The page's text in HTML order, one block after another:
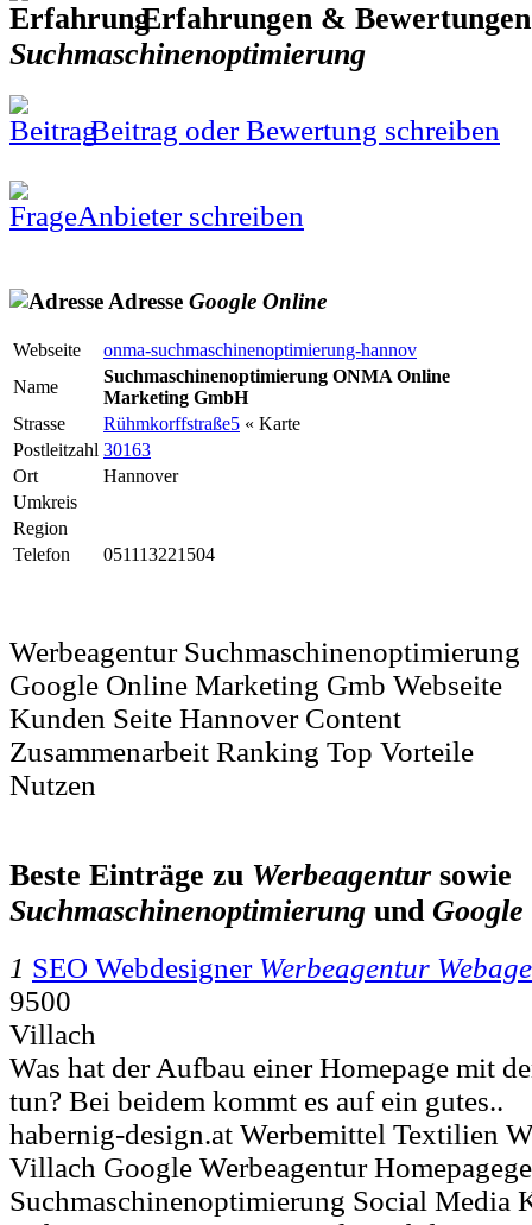
Erfahrungen & Bewertungen
Suchmaschinenoptimierung
Beitrag oder Bewertung schreiben
Anbieter schreiben
Adresse Google Online
Webseite
onma-suchmaschinenoptimierung-hannov
Name
Suchmaschinenoptimierung ONMA Online
Marketing GmbH
Strasse
Rühmkorffstraße5 « Karte
Postleitzahl 30163
Ort
Hannover
Umkreis
Region
Telefon
051113221504
Werbeagentur Suchmaschinenoptimierung
Google Online Marketing Gmb Webseite
Kunden Seite Hannover Content
Zusammenarbeit Ranking Top Vorteile
Nutzen
Beste Einträge zu Werbeagentursowie
Suchmaschinenoptimierung und Google
1 SEO Webdesigner Werbeagentur
9500
Villach
Was hat der Aufbau einer Homepage mit
tun? Bei beidem kommt es auf ein gutes..
habernig-design.at Werbemittel Textilien
Villach Google Werbeagentur
Suchmaschinenoptimierung Social Media